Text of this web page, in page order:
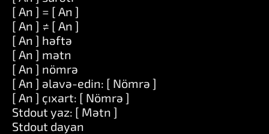
[ An ] = [ An ]
[ An ] ≠ [ An ]
[ An ] həftə
[ An ] mətn
[ An ] nömrə
[ An ] əlavə-edin: [ Nömrə ]
[ An ] çıxart: [ Nömrə ]
Stdout yaz: [ Mətn ]
Stdout dayan